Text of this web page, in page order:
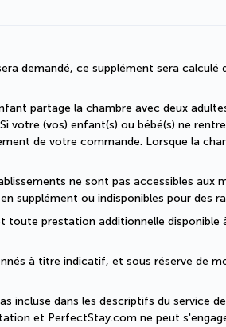
demandé, ce supplément sera
partage la chambre avec deux
votre (vos) enfant(s) ou bébé(s) ne
de votre commande. Lorsque la
ne sont pas accessibles aux
supplément ou indisponibles pour des
toute prestation additionnelle disponible
à titre indicatif, et sous réserve de
incluse dans les descriptifs du service
et PerfectStay.com ne peut